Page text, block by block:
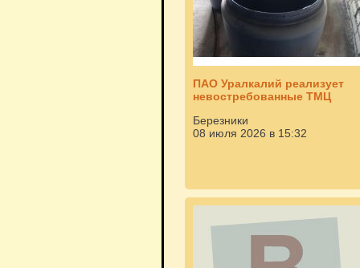
ПАО Уралкалий реализует
невостребованные ТМЦ
Березники
08 июля 2026 в 15:32